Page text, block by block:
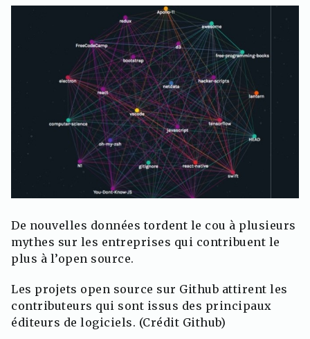
De nouvelles données tordent le cou à plusieurs
mythes sur les entreprises qui contribuent le
plus à l’open source.
Les projets open source sur Github attirent les
contributeurs qui sont issus des principaux
éditeurs de logiciels. (Crédit Github)